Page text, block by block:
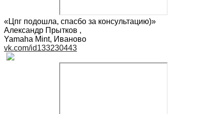
«Цпг подошла, спасбо за консультацию)»
Александр Прытков ,
Yamaha Mint, Иваново
vk.com/id133230443